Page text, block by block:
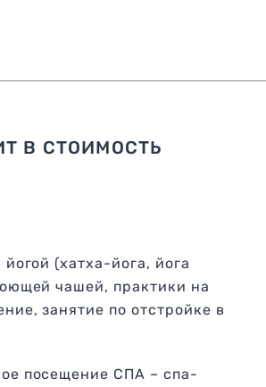
В СТОИМОСТЬ
(хатха-йога, йога
чашей, практики на
занятие по отстройке в
посещение СПА – спа-